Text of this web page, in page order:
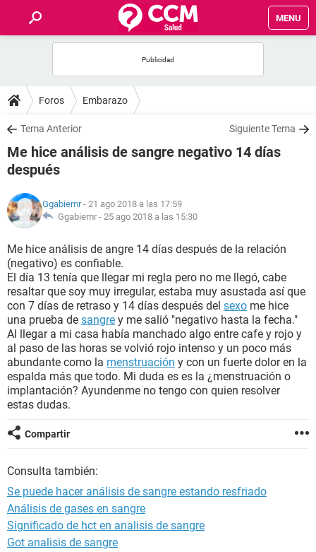
MENU
FOROS
SALUD
FAMILIA
NUTRICIÓN
SEXUALIDAD
GLOSARIO
Foros Embarazo
Tema Anterior Siguiente Tema
Me hice análisis de sangre negativo 14 días
después
Ggabiemr- 21 ago 2018 a las 17:59
Ggabiemr - 25 ago 2018 a las 15:30
Me hice análisis de angre 14 días después de la relación
(negativo) es confiable.
El día 13 tenía que llegar mi regla pero no me llegó, cabe
resaltar que soy muy irregular, estaba muy asustada así que
con 7 días de retraso y 14 días después del sexo me hice
una prueba de sangre y me salió "negativo hasta la fecha."
Al llegar a mi casa había manchado algo entre cafe y rojo y
al paso de las horas se volvió rojo intenso y un poco más
abundante como la menstruación y con un fuerte dolor en la
espalda más que todo. Mi duda es es la ¿menstruación o
implantación? Ayundenme no tengo con quien resolver
estas dudas.
Compartir
Consulta también:
Se puede hacer análisis de sangre estando resfriado
Análisis de gases en sangre
Significado de hct en analisis de sangre
Got analisis de sangre